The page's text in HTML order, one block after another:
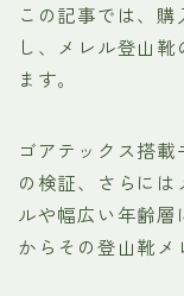
この記事では、
し、メレル登山
ます。
ゴアテックス搭
の検証、さらに
ルや幅広い年齢
からその登山靴メ